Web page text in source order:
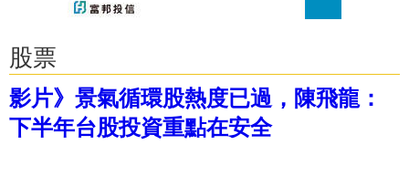
股票
影片》景氣循環股熱度已過，陳飛龍：
下半年台股投資重點在安全